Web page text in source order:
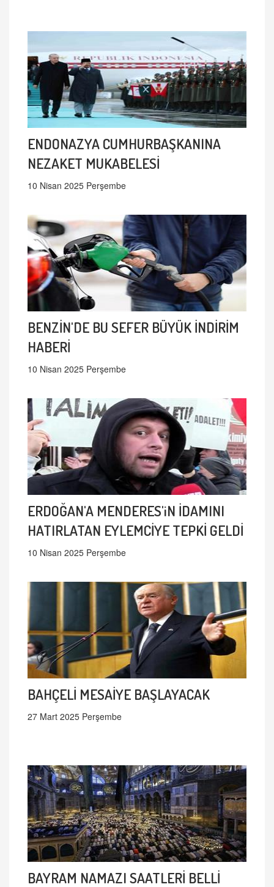
ENDONAZYA CUMHURBAŞKANINA
NEZAKET MUKABELESİ
10 Nisan 2025 Perşembe
BENZİN'DE BU SEFER BÜYÜK İNDİRİM
HABERİ
10 Nisan 2025 Perşembe
ERDOĞAN'A MENDERES'iN İDAMINI
HATIRLATAN EYLEMCİYE TEPKİ GELDİ
10 Nisan 2025 Perşembe
BAHÇELİ MESAİYE BAŞLAYACAK
27 Mart 2025 Perşembe
BAYRAM NAMAZI SAATLERİ BELLİ